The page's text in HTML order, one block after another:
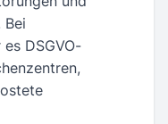
DSGVO-